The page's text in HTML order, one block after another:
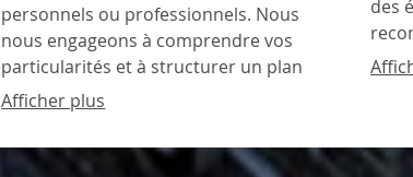
personnels ou professionnels. Nous
nous engageons à comprendre vos
particularités et à structurer un plan
d'action clair. Cette prestation vise à
vous offrir une voie stratégique pour
atteindre vos objectifs. Un
accompagnement sur mesure pour
Afficher plus
des